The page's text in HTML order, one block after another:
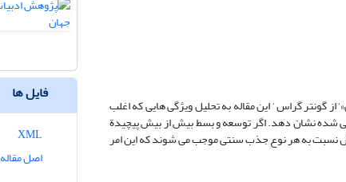
گونتر گراس ‘ این مقاله به تحلیل ویژگی هایی که اغلب
شده نشان دهد. اگر توسعه و بسط بیش از بیش پیچیدة
نسبت به هر نوع جذب سنتی موجب می شوند که این امر
فایل ها
اصل مقاله